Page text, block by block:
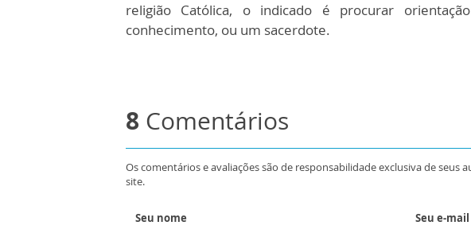
religião Católica, o indicado é procurar
conhecimento, ou um sacerdote.
8 Comentários
Os comentários e avaliações são de responsabilidade exclusiva de seus
site.
Seu nome Seu e-mail